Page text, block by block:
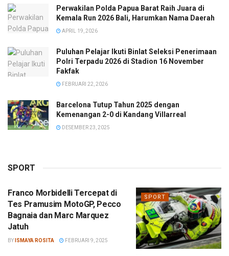
Perwakilan Polda Papua Barat Raih Juara di
Kemala Run 2026 Bali, Harumkan Nama Daerah
APRIL 19, 2026
Puluhan Pelajar Ikuti Binlat Seleksi Penerimaan
Polri Terpadu 2026 di Stadion 16 November
Fakfak
FEBRUARI 22, 2026
Barcelona Tutup Tahun 2025 dengan
Kemenangan 2-0 di Kandang Villarreal
DESEMBER 23, 2025
SPORT
SPORT
Franco Morbidelli Tercepat di
Tes Pramusim MotoGP, Pecco
Bagnaia dan Marc Marquez
Jatuh
BY ISMAYA ROSITA FEBRUARI 9, 2025